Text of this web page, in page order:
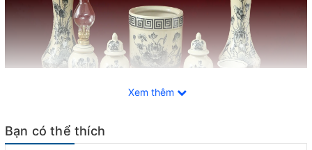
Xem thêm
Bạn có thể thích